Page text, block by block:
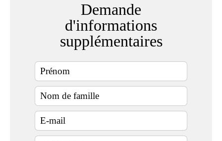
Demande
d'informations
supplémentaires